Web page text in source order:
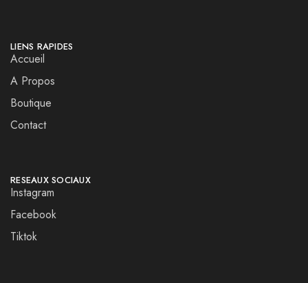
LIENS RAPIDES
Accueil
A Propos
Boutique
Contact
RESEAUX SOCIAUX
Instagram
Facebook
Tiktok